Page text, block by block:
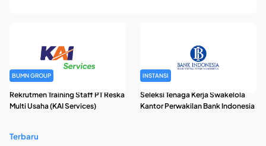
BUMN GROUP
Rekrutmen Training Staff PT Reska
Multi Usaha (KAI Services)
INSTANSI
Seleksi Tenaga Kerja Swakelola
Kantor Perwakilan Bank Indonesia
Terbaru